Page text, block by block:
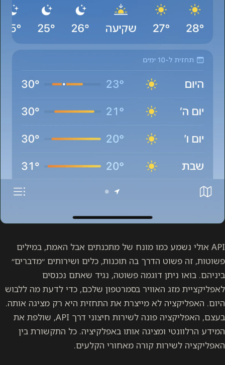
API אולי נשמע כמו מונח של מתכנתים אבל האמת, במילים
פשוטות, זה פשוט הדרך בה תוכנות, כלים ושירותים ״מדברים״
ביניהם. בואו ניתן דוגמה פשוטה, נגיד שאתם נכנסים
לאפליקציית מזג האוויר בסמרטפון שלכם, כדי לדעת מה ללבוש
היום. האפליקציה לא מייצרת את התחזית היא רק מציגה אותה.
בעצם, האפליקציה פונה לשירות חיצוני דרך API, שולפת את
המידע הרלוונטי ומציגה אותו באפלקיציה. כל התקשורת בין
האפליקציה לשירות קורה מאחורי הקלעים.